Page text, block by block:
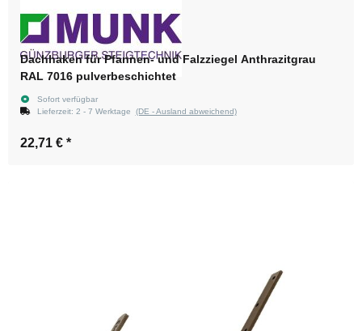
Dachhaken für Pfannen- und Falzziegel Anthrazitgrau
RAL 7016 pulverbeschichtet
Sofort verfügbar
Lieferzeit: 2 - 7 Werktage (DE - Ausland abweichend)
22,71 € *